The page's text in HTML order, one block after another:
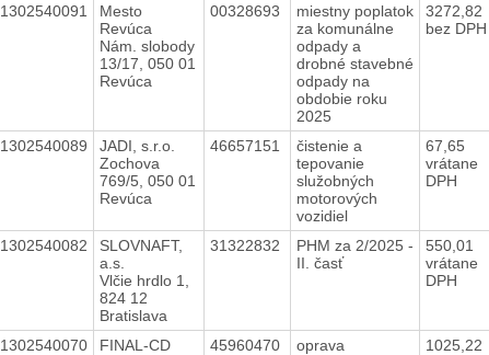
1302540091
Mesto
Revúca
Nám. slobody
13/17, 050 01
Revúca
00328693
miestny poplatok
za komunálne
odpady a
drobné stavebné
odpady na
obdobie roku
2025
3272,82
bez DPH
1302540089
JADI, s.r.o.
Zochova
769/5, 050 01
Revúca
46657151
čistenie a
tepovanie
služobných
motorových
vozidiel
67,65
vrátane
DPH
1302540082
SLOVNAFT,
a.s.
Vlčie hrdlo 1,
824 12
Bratislava
31322832
PHM za 2/2025 -
II. časť
550,01
vrátane
DPH
1302540070
FINAL-CD
45960470
oprava
1025,22